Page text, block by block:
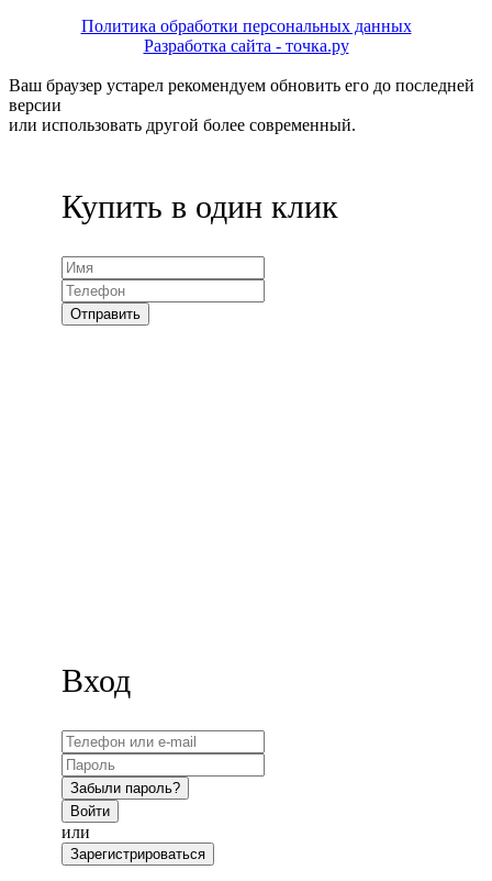
Политика обработки персональных данных
Разработка сайта - точка.ру
Ваш браузер устарел рекомендуем обновить его до последней
версии
или использовать другой более современный.
Купить в один клик
Отправить
Вход
Забыли пароль?
Войти
или
Зарегистрироваться